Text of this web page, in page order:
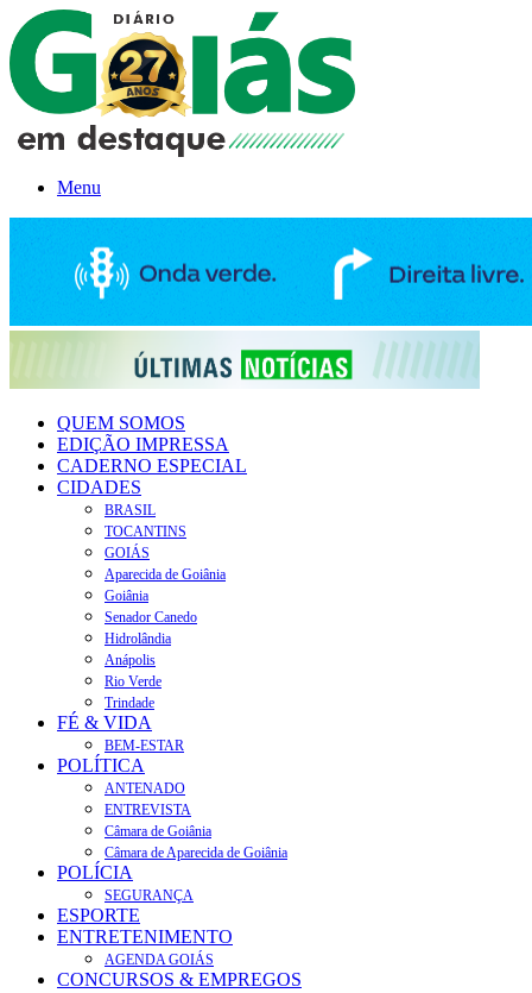
Menu
QUEM SOMOS
EDIÇÃO IMPRESSA
CADERNO ESPECIAL
CIDADES
BRASIL
TOCANTINS
GOIÁS
Aparecida de Goiânia
Goiânia
Senador Canedo
Hidrolândia
Anápolis
Rio Verde
Trindade
FÉ & VIDA
BEM-ESTAR
POLÍTICA
ANTENADO
ENTREVISTA
Câmara de Goiânia
Câmara de Aparecida de Goiânia
POLÍCIA
SEGURANÇA
ESPORTE
ENTRETENIMENTO
AGENDA GOIÁS
CONCURSOS & EMPREGOS